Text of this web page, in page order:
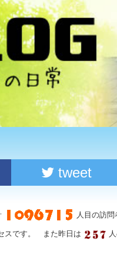
tweet
人目の訪
スです。 また昨日は